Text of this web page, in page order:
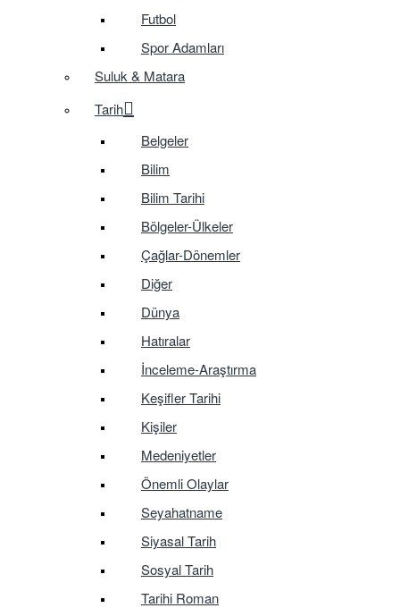
Futbol
Spor Adamları
Suluk & Matara
Tarih
Belgeler
Bilim
Bilim Tarihi
Bölgeler-Ülkeler
Çağlar-Dönemler
Diğer
Dünya
Hatıralar
İnceleme-Araştırma
Keşifler Tarihi
Kişiler
Medeniyetler
Önemli Olaylar
Seyahatname
Siyasal Tarih
Sosyal Tarih
Tarihi Roman